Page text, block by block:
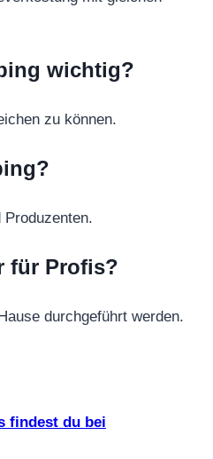
wichtig?
zu können.
Produzenten.
für Profis?
durchgeführt werden.
findest du bei